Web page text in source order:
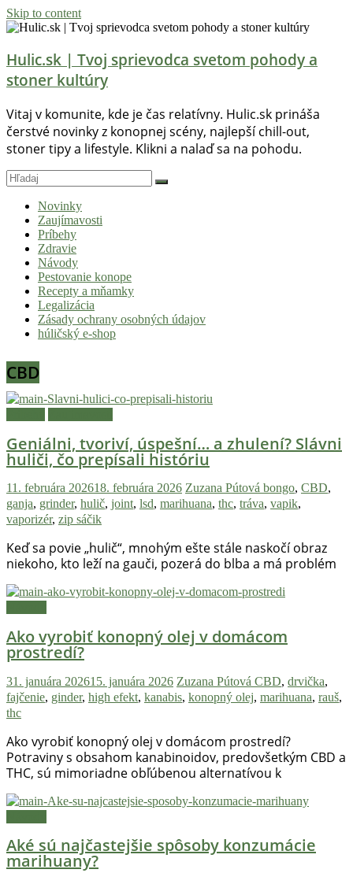
Skip to content
Hulic.sk | Tvoj sprievodca svetom pohody a
stoner kultúry
Vitaj v komunite, kde je čas relatívny. Hulic.sk prináša
čerstvé novinky z konopnej scény, najlepší chill-out,
stoner tipy a lifestyle. Klikni a nalaď sa na pohodu.
Novinky
Zaujímavosti
Príbehy
Zdravie
Návody
Pestovanie konope
Recepty a mňamky
Legalizácia
Zásady ochrany osobných údajov
húličský e-shop
CBD
Geniálni, tvoriví, úspešní… a zhulení? Slávni
huliči, čo prepísali históriu
11. februára 202618. februára 2026 Zuzana Pútová bongo, CBD,
ganja, grinder, hulič, joint, lsd, marihuana, thc, tráva, vapik,
vaporizér, zip sáčik
Keď sa povie „hulič“, mnohým ešte stále naskočí obraz
niekoho, kto leží na gauči, pozerá do blba a má problém
Ako vyrobiť konopný olej v domácom
prostredí?
31. januára 202615. januára 2026 Zuzana Pútová CBD, drvička,
fajčenie, ginder, high efekt, kanabis, konopný olej, marihuana, rauš,
thc
Ako vyrobiť konopný olej v domácom prostredí?
Potraviny s obsahom kanabinoidov, predovšetkým CBD a
THC, sú mimoriadne obľúbenou alternatívou k
Aké sú najčastejšie spôsoby konzumácie
marihuany?